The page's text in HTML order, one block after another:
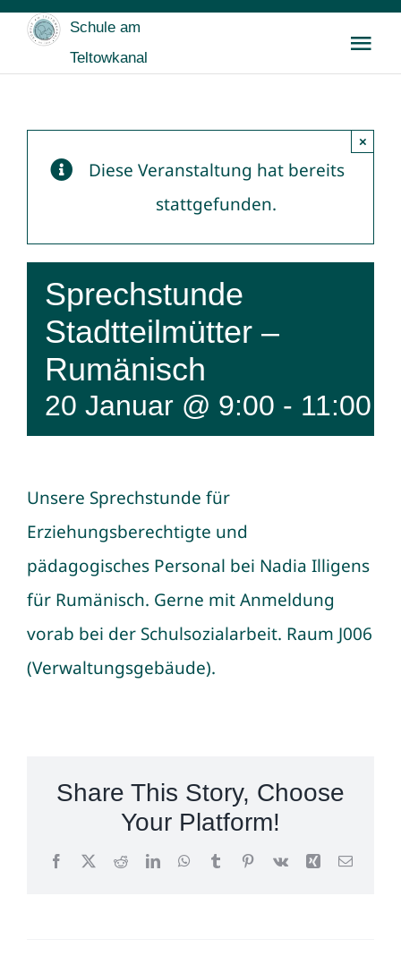
Zum
Inhalt
Schule am
Teltowkanal
Buntes & Archiv
Diese Veranstaltung hat bereits
stattgefunden.
×
Sprechstunde
Stadtteilmütter –
Rumänisch
20 Januar @ 9:00 - 11:00
Unsere Sprechstunde für
Erziehungsberechtigte und
pädagogisches Personal bei Nadia Illigens
für Rumänisch. Gerne mit Anmeldung
vorab bei der Schulsozialarbeit. Raum J006
(Verwaltungsgebäude).
Share This Story, Choose
Your Platform!
Facebook
X RedditLinkedInWhatsApp
TumblrPinterest
Vk Xing E-